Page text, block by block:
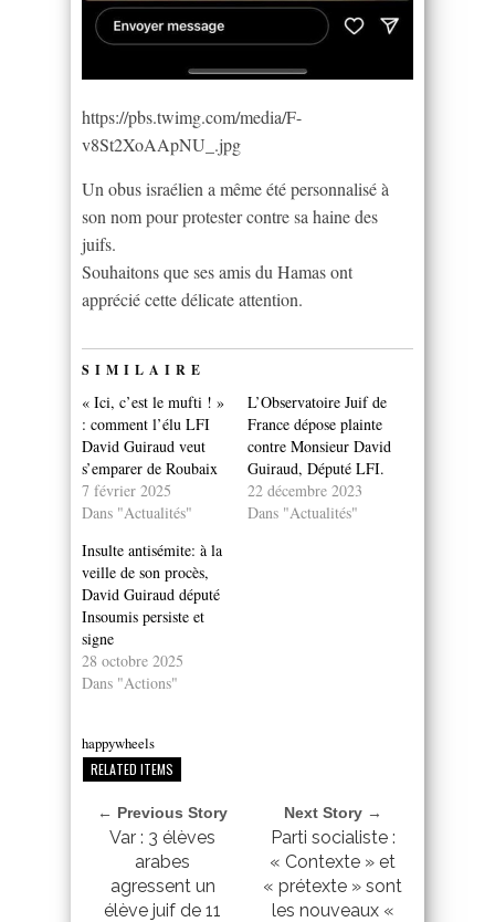
https://pbs.twimg.com/media/F-
v8St2XoAApNU_.jpg
Un obus israélien a même été personnalisé à
son nom pour protester contre sa haine des
juifs.
Souhaitons que ses amis du Hamas ont
apprécié cette délicate attention.
SIMILAIRE
« Ici, c’est le mufti ! »
: comment l’élu LFI
David Guiraud veut
s’emparer de Roubaix
7 février 2025
Dans "Actualités"
L’Observatoire Juif de
France dépose plainte
contre Monsieur David
Guiraud, Député LFI.
22 décembre 2023
Dans "Actualités"
Insulte antisémite: à la
veille de son procès,
David Guiraud député
Insoumis persiste et
signe
28 octobre 2025
Dans "Actions"
happywheels
RELATED ITEMS
← Previous Story
Var : 3 élèves
arabes
agressent un
élève juif de 11
Next Story →
Parti socialiste :
« Contexte » et
« prétexte » sont
les nouveaux «